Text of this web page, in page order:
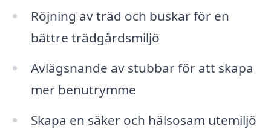
Röjning av träd och buskar för en
bättre trädgårdsmiljö
Avlägsnande av stubbar för att skapa
mer benutrymme
Skapa en säker och hälsosam utemiljö